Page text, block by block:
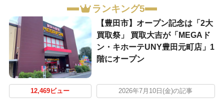
ランキング5
【豊田市】オープン記念は「2大
買取祭」 買取大吉が「MEGAド
ン・キホーテUNY豊田元町店」1
階にオープン
12,469ビュー 2026年7月10日(金)の記事